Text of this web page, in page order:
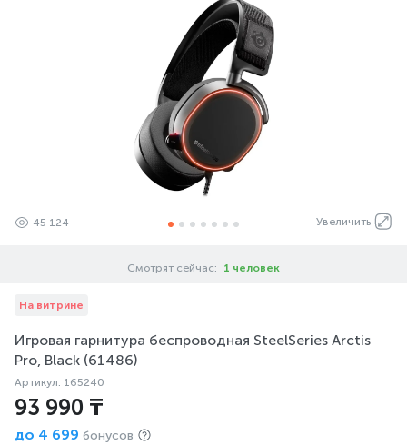
Увеличить
45 124
Смотрят сейчас: 1 человек
На витрине
Игровая гарнитура беспроводная SteelSeries Arctis
Pro, Black (61486)
Артикул: 165240
93 990 ₸
до 4 699 бонусов